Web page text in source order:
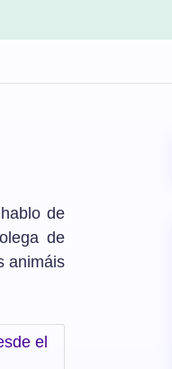
de
de
animáis
el